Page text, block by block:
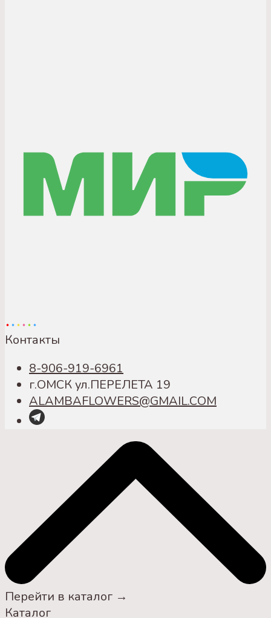
Контакты
8-906-919-6961
г.ОМСК ул.ПЕРЕЛЕТА 19
ALAMBAFLOWERS@GMAIL.COM
Перейти в каталог →
Каталог